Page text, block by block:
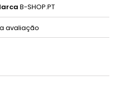
B-SHOP.PT
avaliação